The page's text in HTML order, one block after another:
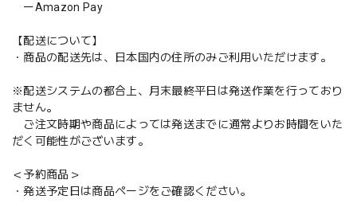
ーAmazon Pay
【配送について】
・商品の配送先は、日本国内の住所のみご利用いただけます。
※配送システムの都合上、月末最終平日は発送作業を行っており
ません。
ご注文時期や商品によっては発送までに通常よりお時間をいた
だく可能性がございます。
＜予約商品＞
・発送予定日は商品ページをご確認ください。